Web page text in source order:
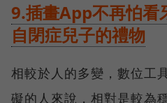
9.插畫App不再怕看
自閉症兒子的禮物
相較於人的多變，數位工
礙的人來說，相對是較為